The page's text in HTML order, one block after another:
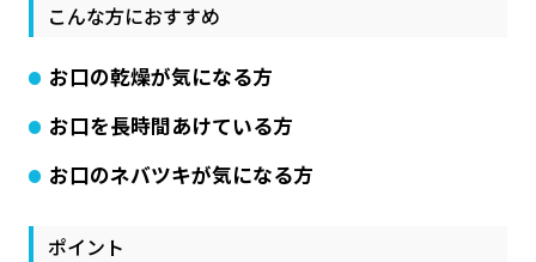
こんな方におすすめ
お口の乾燥が気になる方
お口を長時間あけている方
お口のネバツキが気になる方
ポイント